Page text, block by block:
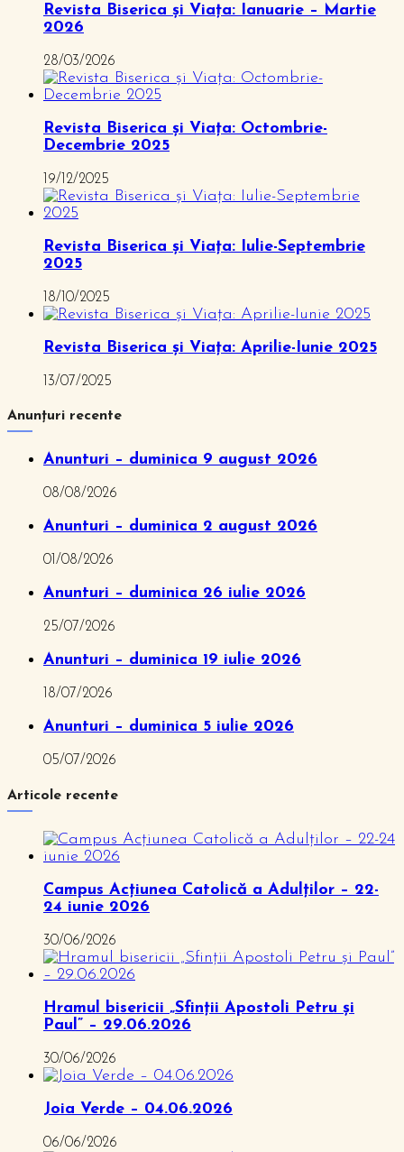
Revista Biserica și Viața: Ianuarie – Martie
2026
28/03/2026
Revista Biserica și Viața: Octombrie-
Decembrie 2025
19/12/2025
Revista Biserica și Viața: Iulie-Septembrie
2025
18/10/2025
Revista Biserica și Viața: Aprilie-Iunie 2025
13/07/2025
Anunțuri recente
Anunturi – duminica 9 august 2026
08/08/2026
Anunturi – duminica 2 august 2026
01/08/2026
Anunturi – duminica 26 iulie 2026
25/07/2026
Anunturi – duminica 19 iulie 2026
18/07/2026
Anunturi – duminica 5 iulie 2026
05/07/2026
Articole recente
Campus Acțiunea Catolică a Adulților – 22-
24 iunie 2026
30/06/2026
Hramul bisericii „Sfinții Apostoli Petru și
Paul” – 29.06.2026
30/06/2026
Joia Verde – 04.06.2026
06/06/2026